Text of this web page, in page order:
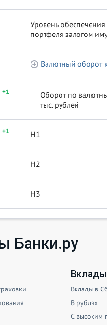
Уровень обеспечения
портфеля залогом
Валютный оборот
+1
Оборот по
тыс. рублей
+1 Н1
Н2
Н3
Банки.ру
Вклады
Вклады в
В рублях
С высоким